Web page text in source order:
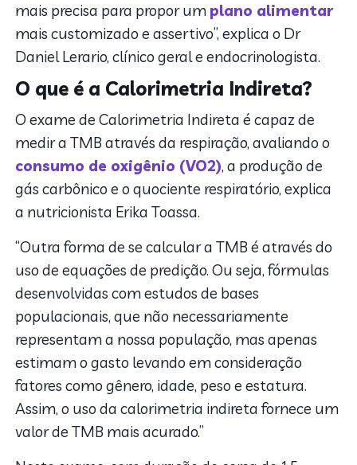
mais precisa para propor um plano alimentar
mais customizado e assertivo”, explica o Dr
Daniel Lerario, clínico geral e endocrinologista.
O que é a Calorimetria Indireta?
O exame de Calorimetria Indireta é capaz de
medir a TMB através da respiração, avaliando o
consumo de oxigênio (VO2), a produção de
gás carbônico e o quociente respiratório, explica
a nutricionista Erika Toassa.
“Outra forma de se calcular a TMB é através do
uso de equações de predição. Ou seja, fórmulas
desenvolvidas com estudos de bases
populacionais, que não necessariamente
representam a nossa população, mas apenas
estimam o gasto levando em consideração
fatores como gênero, idade, peso e estatura.
Assim, o uso da calorimetria indireta fornece um
valor de TMB mais acurado.”